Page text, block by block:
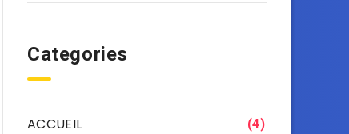
Categories
ACCUEIL (4)